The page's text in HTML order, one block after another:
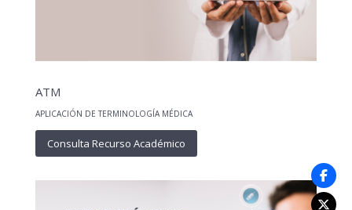
ATM
APLICACIÓN DE TERMINOLOGÍA MÉDICA
Consulta Recurso Académico